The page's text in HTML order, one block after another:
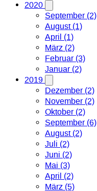
2020
September (2)
August (1)
April (1)
März (2)
Februar (3)
Januar (2)
2019
Dezember (2)
November (2)
Oktober (2)
September (6)
August (2)
Juli (2)
Juni (2)
Mai (3)
April (2)
März (5)